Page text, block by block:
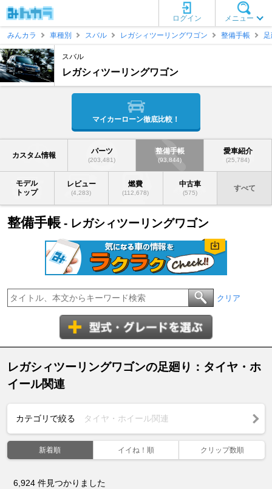
メニュー
ログイン
みんカラ
車種別 スバル レガシィツーリングワゴン 整備手帳
スバル
レガシィツーリングワゴン
マイカーローン徹底比較！
カスタム情報 パーツ
(203,481)
整備手帳
(93,844)
愛車紹介
(25,784)
モデル
トップ
レビュー
(4,283)
燃費
(112,678)
中古車
(575)
すべて
整備手帳 - レガシィツーリングワゴン
クリア
レガシィツーリングワゴンの足廻り：タイヤ・ホ
イール関連
カテゴリで絞る タイヤ・ホイール関連
新着順 イイね！順 クリップ数順
6,924 件見つかりました